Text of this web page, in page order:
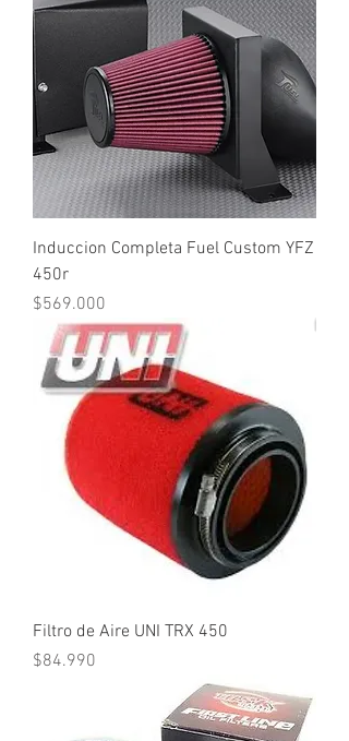
Induccion Completa Fuel Custom YFZ
450r
Precio
$569.000
Filtro de Aire UNI TRX 450
Precio
$84.990